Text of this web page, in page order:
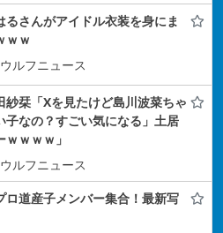
るさんがアイドル衣装を身にま
ｗｗ
ウルフニュース
紗栞「Xを見たけど島川波菜ちゃ
子なの？すごい気になる」土居
ｗｗｗ」
ウルフニュース
ロ道産子メンバー集合！最新写